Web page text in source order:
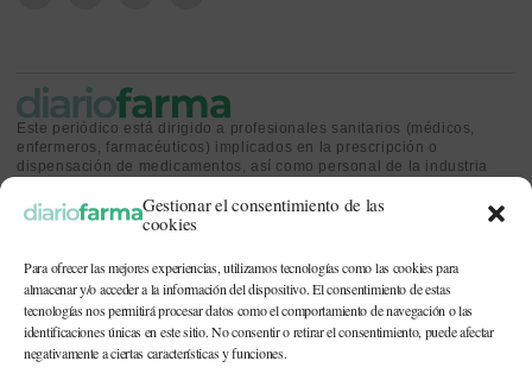
Gestionar el consentimiento de las
cookies
Para ofrecer las mejores experiencias, utilizamos tecnologías como las cookies para
almacenar y/o acceder a la información del dispositivo. El consentimiento de estas
tecnologías nos permitirá procesar datos como el comportamiento de navegación o las
identificaciones únicas en este sitio. No consentir o retirar el consentimiento, puede afectar
negativamente a ciertas características y funciones.
Este periódico está dirigido a profesionales sanitarios (médicos,
enfermeros, farmacéuticos) implicados en la prescripción o
dispensación de medicamentos, así como personal de la industria
sanitaria.
CONTACTO Y QUIÉNES SOMOS|POLÍTICA DE COOKIES|POLÍTICA DE